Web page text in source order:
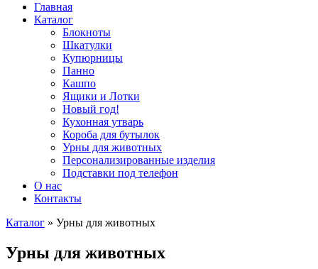
Главная
Каталог
Блокноты
Шкатулки
Купюрницы
Панно
Кашпо
Ящики и Лотки
Новый год!
Кухонная утварь
Короба для бутылок
Урны для животных
Персонализированные изделия
Подставки под телефон
О нас
Контакты
Каталог » Урны для животных
Урны для животных